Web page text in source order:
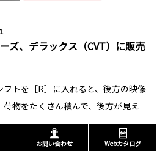
ズ、デラックス（CVT）に販売
トを［R］に入れると、後方の映像
物をたくさん積んで、後方が見え
お問い合わせ Webカタログ